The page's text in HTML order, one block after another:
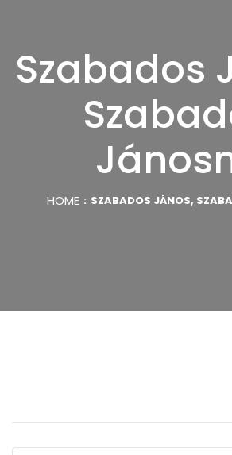
Szabados
HOME SZABADOS JÁNOS,